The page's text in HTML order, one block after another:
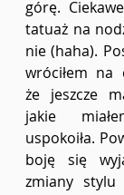
górę.
tatuaż na
nie (haha).
wróciłem na
że jeszcze
jakie
uspokoiła.
boję się
zmiany stylu